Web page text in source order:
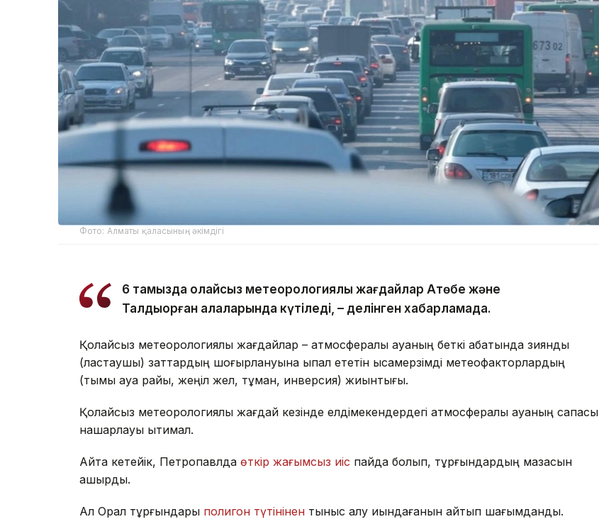
Фото: Алматы қаласының әкімдігі
6 тамызда қолайсыз метеорологиялық жағдайлар Ақтөбе және
Талдықорған қалаларында күтіледі, – делінген хабарламада.
Қолайсыз метеорологиялық жағдайлар – атмосфералық ауаның беткі қабатында зиянды
(ластаушы) заттардың шоғырлануына ықпал ететін қысқамерзімді метеофакторлардың
(тымық ауа райы, жеңіл жел, тұман, инверсия) жиынтығы.
Қолайсыз метеорологиялық жағдай кезінде елдімекендердегі атмосфералық ауаның сапасы
нашарлауы ықтимал.
Айта кетейік, Петропавлда өткір жағымсыз иіс пайда болып, тұрғындардың мазасын
қашырды.
Ал Орал тұрғындары полигон түтінінен тыныс алу қиындағанын айтып шағымданды.